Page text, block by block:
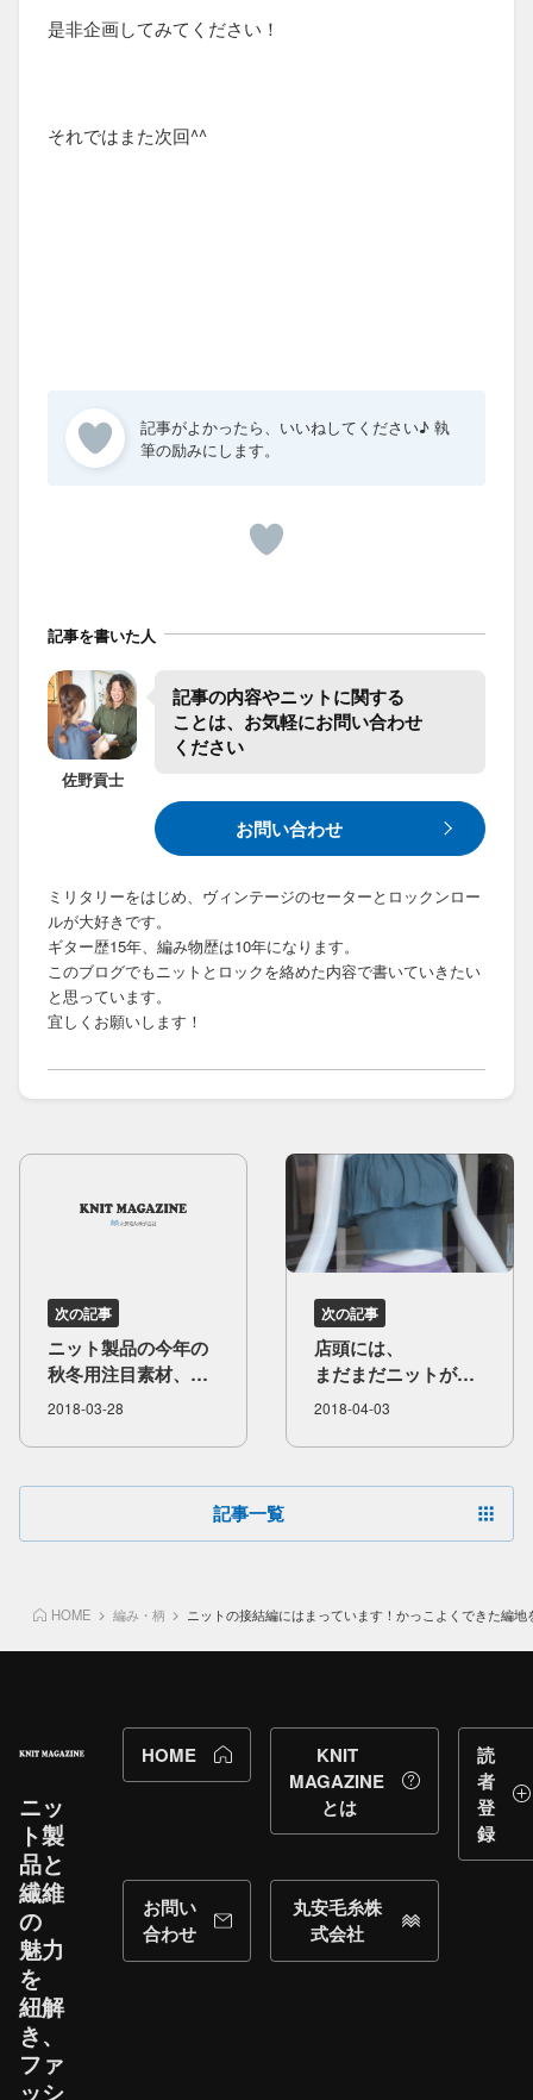
是非企画してみてください！
それではまた次回^^
記事を書いた人
佐野貢士
記事の​内容や​ニットに​関する​
ことは、​お気軽に​お問い合わせ​
ください
お問い合わせ
ミリタリーをはじめ、ヴィンテージのセーターとロックンロー
ルが大好きです。
ギター歴15年、編み物歴は10年になります。
このブログでもニットとロックを絡めた内容で書いていきたい
と思っています。
宜しくお願いします！
次の記事
ニット製品の​今年の​
秋冬用注目素材、​
ウールに​付いて
2018-03-28
次の記事
店頭には、​
まだまだニットが​
多く​
います
2018-04-03
記事一覧
HOME 編み・柄 ニットの接結編にはまっています！かっこよくできた編
ニッ
ト製
品と​
繊維
の​
魅力
を​
紐解
き、​
ファ
ッシ
HOME
KNIT
MAGAZINE
とは
読
者
登
録
お問い
合わせ
丸安毛糸株
式会社